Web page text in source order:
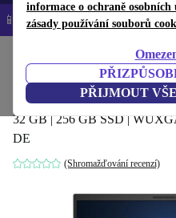
informace o ochraně osobních
zásady používání souborů
PŘIJMOUT
📱 -5 % NAVÍC na všechny
Notebooky
HP EliteBook 860
32 GB | 256 GB SSD |
DE
(Shromažďování recenzí)